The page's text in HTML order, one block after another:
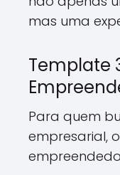
mas uma
Template
Para quem
empresarial,